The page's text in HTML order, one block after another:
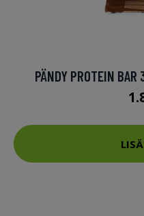
PÄNDY PROTEIN BAR